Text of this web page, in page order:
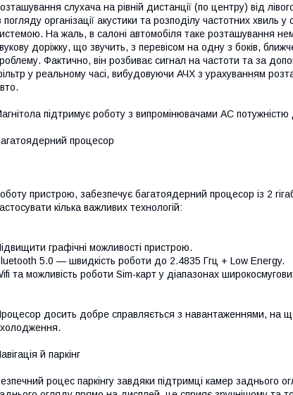
слухача на рівній дистанції (по центру) від
погляду організації акустики та розподілу частотних
На жаль, в салоні автомобіля таке розташування
доріжку, що звучить, з перевісом на одну з боків,
Фактично, він розбиває сигнал на частоти та за
у реальному часі, вибудовуючи АЧХ з урахуванням
підтримує роботу з випромінювачами АС потужністю
процесор
пристрою, забезпечує багатоядерний процесор із 2
кілька важливих технологій:
графічні можливості пристрою.
5.0 — швидкість роботи до 2.4835 Ггц + Low Energy.
та можливість роботи Sim-карт у діапазонах
досить добре справляється з навантаженнями, на
й паркінг
роцес паркінгу завдяки підтримці камер заднього